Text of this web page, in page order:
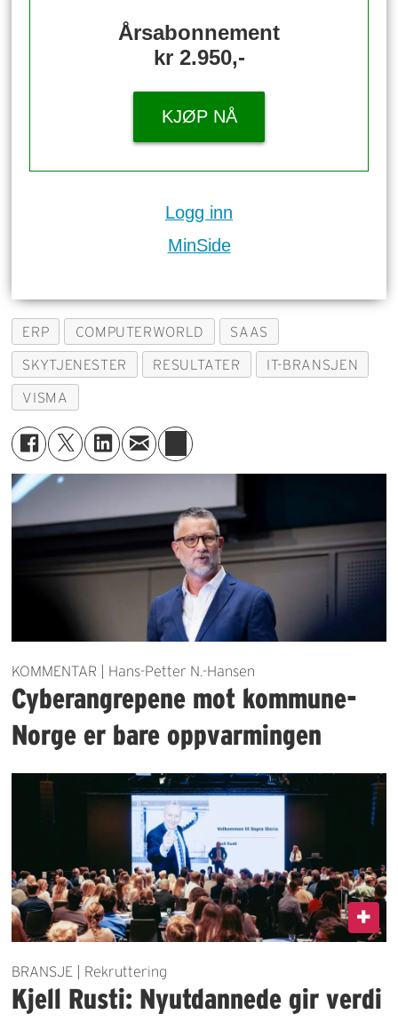
Årsabonnement
kr 2.950,-
KJØP NÅ
Logg inn
MinSide
ERP COMPUTERWORLD SAAS
SKYTJENESTER RESULTATER IT-BRANSJEN
VISMA
KOMMENTAR | Hans-Petter N.-Hansen
Cyberangrepene mot kommune-
Norge er bare oppvarmingen
BRANSJE | Rekruttering
Kjell Rusti: Nyutdannede gir verdi